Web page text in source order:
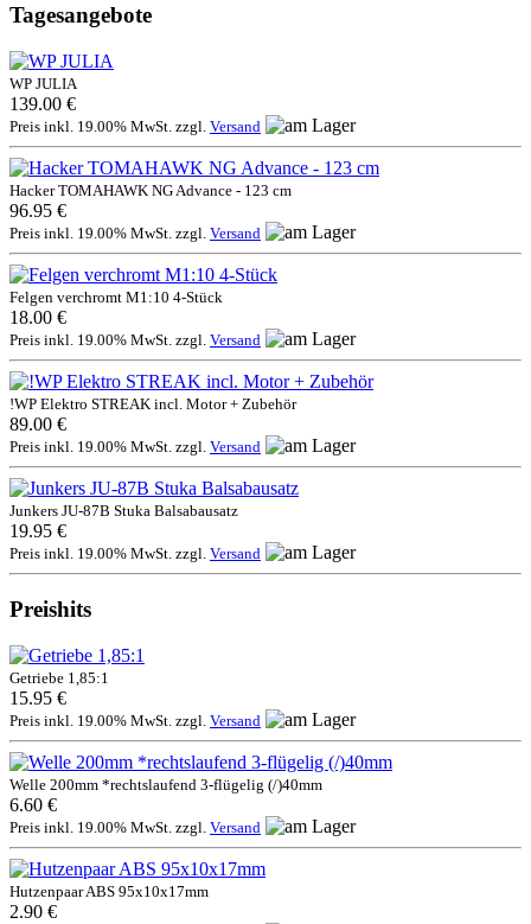
Tagesangebote
WP JULIA
139.00 €
Preis inkl. 19.00% MwSt. zzgl. Versand
Hacker TOMAHAWK NG Advance - 123 cm
96.95 €
Preis inkl. 19.00% MwSt. zzgl. Versand
Felgen verchromt M1:10 4-Stück
18.00 €
Preis inkl. 19.00% MwSt. zzgl. Versand
!WP Elektro STREAK incl. Motor + Zubehör
89.00 €
Preis inkl. 19.00% MwSt. zzgl. Versand
Junkers JU-87B Stuka Balsabausatz
19.95 €
Preis inkl. 19.00% MwSt. zzgl. Versand
Preishits
Getriebe 1,85:1
15.95 €
Preis inkl. 19.00% MwSt. zzgl. Versand
Welle 200mm *rechtslaufend 3-flügelig (/)40mm
6.60 €
Preis inkl. 19.00% MwSt. zzgl. Versand
Hutzenpaar ABS 95x10x17mm
2.90 €